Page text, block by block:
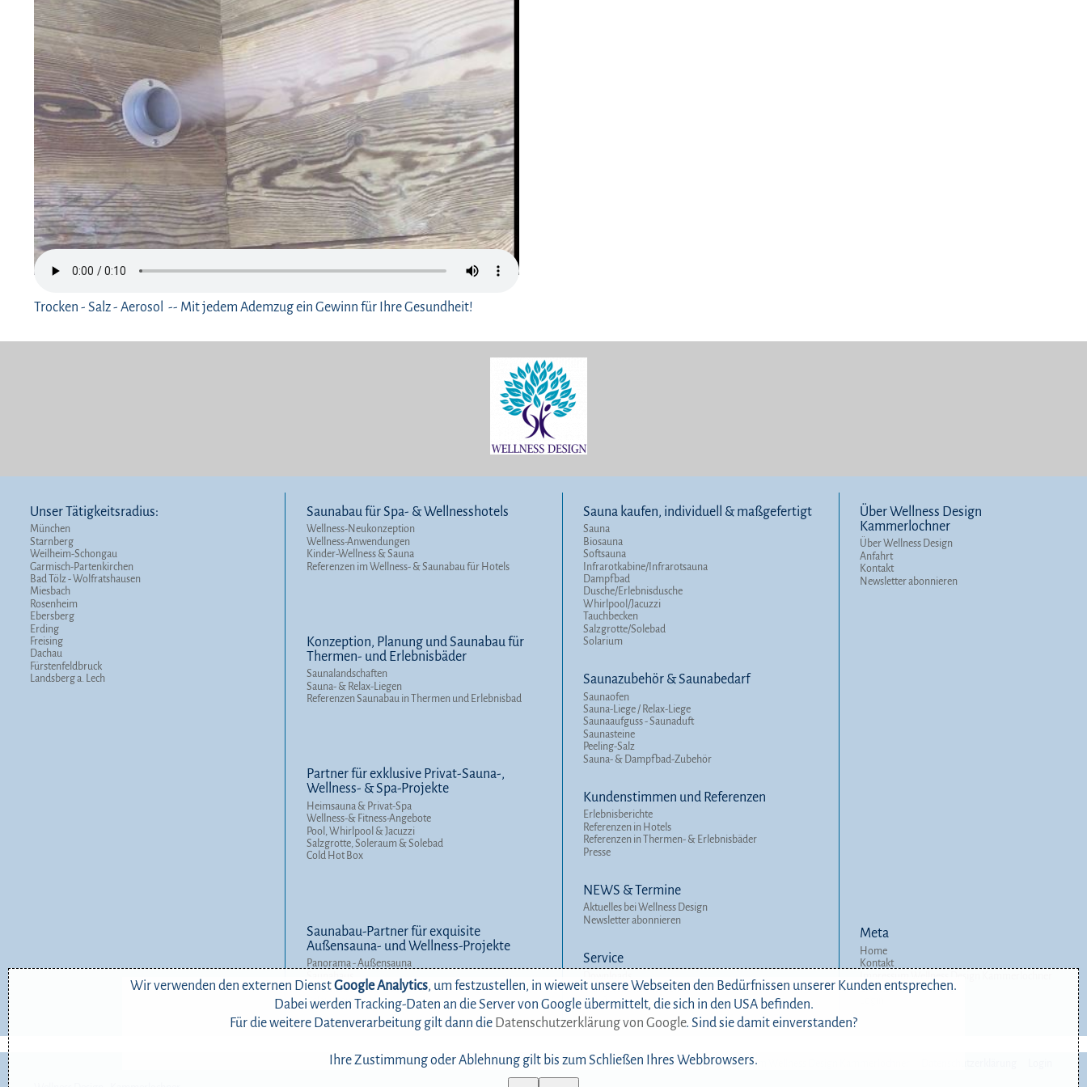
Wir verwenden den externen DienstGoogle Analytics, um festzustellen, in wieweit unsere Webseiten den Bedürfnissen unserer Kunden entsprechen.
Dabei werden Tracking-Daten an die Server von Google übermittelt, die sich in den USA befinden.
Für die weitere Datenverarbeitung gilt dann die Datenschutzerklärung von Google. Sind sie damit einverstanden?
Ihre Zustimmung oder Ablehnung gilt bis zum Schließen Ihres Webbrowsers.
Trocken - Salz - Aerosol -- Mit jedem Ademzug ein Gewinn für Ihre Gesundheit!
Unser Tätigkeitsradius:
München
Starnberg
Weilheim-Schongau
Garmisch-Partenkirchen
Bad Tölz - Wolfratshausen
Miesbach
Rosenheim
Ebersberg
Erding
Freising
Dachau
Fürstenfeldbruck
Landsberg a. Lech
Saunabau für Spa- & Wellnesshotels
Wellness-Neukonzeption
Wellness-Anwendungen
Kinder-Wellness & Sauna
Referenzen im Wellness- & Saunabau für Hotels
Konzeption, Planung und Saunabau für
Thermen- und Erlebnisbäder
Saunalandschaften
Sauna- & Relax-Liegen
Referenzen Saunabau in Thermen und Erlebnisbad
Partner für exklusive Privat-Sauna-,
Wellness- & Spa-Projekte
Heimsauna & Privat-Spa
Wellness-& Fitness-Angebote
Pool, Whirlpool & Jacuzzi
Salzgrotte, Soleraum & Solebad
Cold Hot Box
Saunabau-Partner für exquisite
Außensauna- und Wellness-Projekte
Panorama - Außensauna
Außensauna / Outdoor-Sauna
Relax-Haus
Sauna kaufen, individuell & maßgefertigt
Sauna
Biosauna
Softsauna
Infrarotkabine/Infrarotsauna
Dampfbad
Dusche/Erlebnisdusche
Whirlpool/Jacuzzi
Tauchbecken
Salzgrotte/Solebad
Solarium
Saunazubehör & Saunabedarf
Saunaofen
Sauna-Liege / Relax-Liege
Saunaaufguss - Saunaduft
Saunasteine
Peeling-Salz
Sauna- & Dampfbad-Zubehör
Kundenstimmen und Referenzen
Erlebnisberichte
Referenzen in Hotels
Referenzen in Thermen- & Erlebnisbäder
Presse
NEWS & Termine
Aktuelles bei Wellness Design
Newsletter abonnieren
Service
Wellnesshotel-Marketing
Q & A
Über Wellness Design
Kammerlochner
Über Wellness Design
Anfahrt
Kontakt
Newsletter abonnieren
Meta
Home
Kontakt
Datenschutzerklärung
Home Kontakt Impressum Wellness Design Kammerlochner